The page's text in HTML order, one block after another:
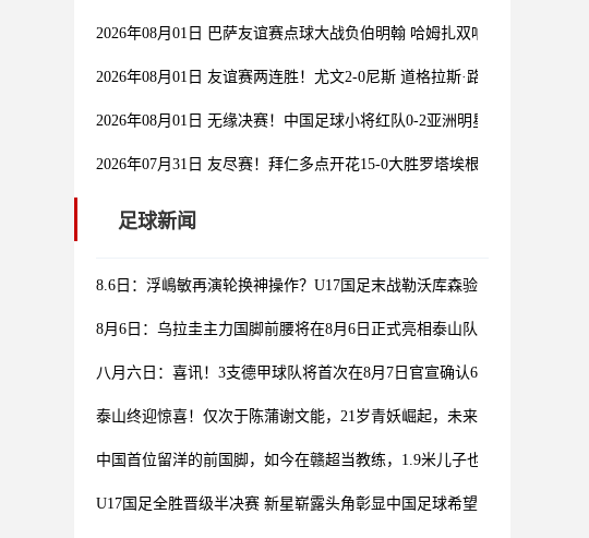
2026年08月01日 巴萨友谊赛点球大战负伯明翰 哈姆扎双响阿德耶米首秀
2026年08月01日 友谊赛两连胜！尤文2-0尼斯 道格拉斯·路易斯破门奥博
2026年08月01日 无缘决赛！中国足球小将红队0-2亚洲明星联，后者决赛
2026年07月31日 友尽赛！拜仁多点开花15-0大胜罗塔埃根 四人双响17岁
足球新闻
8.6日：浮嶋敏再演轮换神操作？U17国足末战勒沃库森验货名单曝光
8月6日：乌拉圭主力国脚前腰将在8月6日正式亮相泰山队主场
八月六日：喜讯！3支德甲球队将首次在8月7日官宣确认6位中国国脚加盟
泰山终迎惊喜！仅次于陈蒲谢文能，21岁青妖崛起，未来国足新锋线！
中国首位留洋的前国脚，如今在赣超当教练，1.9米儿子也选足球路
U17国足全胜晋级半决赛 新星崭露头角彰显中国足球希望